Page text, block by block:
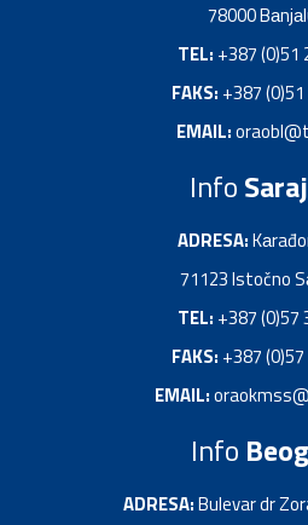
78000
TEL: +387 (0)51
FAKS: +387
EMAIL:
Info
ADRESA:
71123 Istočno
TEL: +387 (0)57
FAKS: +387
EMAIL:
Info
ADRESA:Bulevar dr